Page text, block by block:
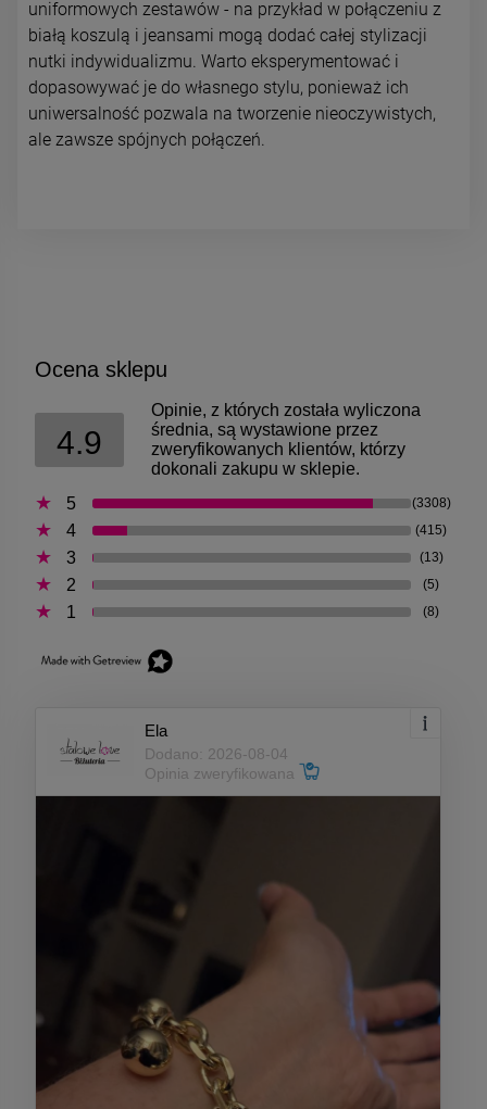
uniformowych zestawów - na przykład w połączeniu z
białą koszulą i jeansami mogą dodać całej stylizacji
nutki indywidualizmu. Warto eksperymentować i
dopasowywać je do własnego stylu, ponieważ ich
uniwersalność pozwala na tworzenie nieoczywistych,
ale zawsze spójnych połączeń.
Ocena sklepu
4.9
Opinie, z których została wyliczona
średnia, są wystawione przez
zweryfikowanych klientów, którzy
dokonali zakupu w sklepie.
5
(3308)
4 (415)
3 (13)
2 (5)
1 (8)
Ela
Dodano: 2026-08-04
Opinia zweryfikowana